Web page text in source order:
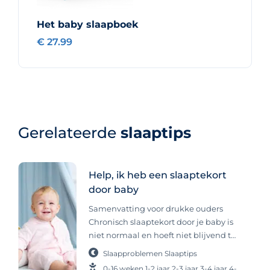
Het baby slaapboek
€ 27.99
Gerelateerde slaaptips
Help, ik heb een slaaptekort
door baby
Samenvatting voor drukke ouders
Chronisch slaaptekort door je baby is
niet normaal en hoeft niet blijvend te
zijn. Als je kind beter slaapt, krijg jij
ook meer rust en herstel. Je kunt hulp
Slaapproblemen Slaaptips